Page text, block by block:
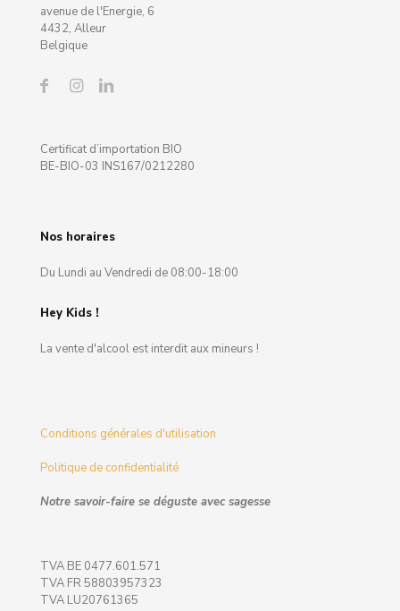
avenue de l'Energie, 6
4432, Alleur
Belgique
Certificat d’importation BIO
BE-BIO-03 INS167/0212280
Nos horaires
Du Lundi au Vendredi de 08:00-18:00
Hey Kids !
La vente d'alcool est interdit aux mineurs !
Conditions générales d'utilisation
Politique de confidentialité
Notre savoir-faire se déguste avec sagesse
TVA BE 0477.601.571
TVA FR 58803957323
TVA LU20761365